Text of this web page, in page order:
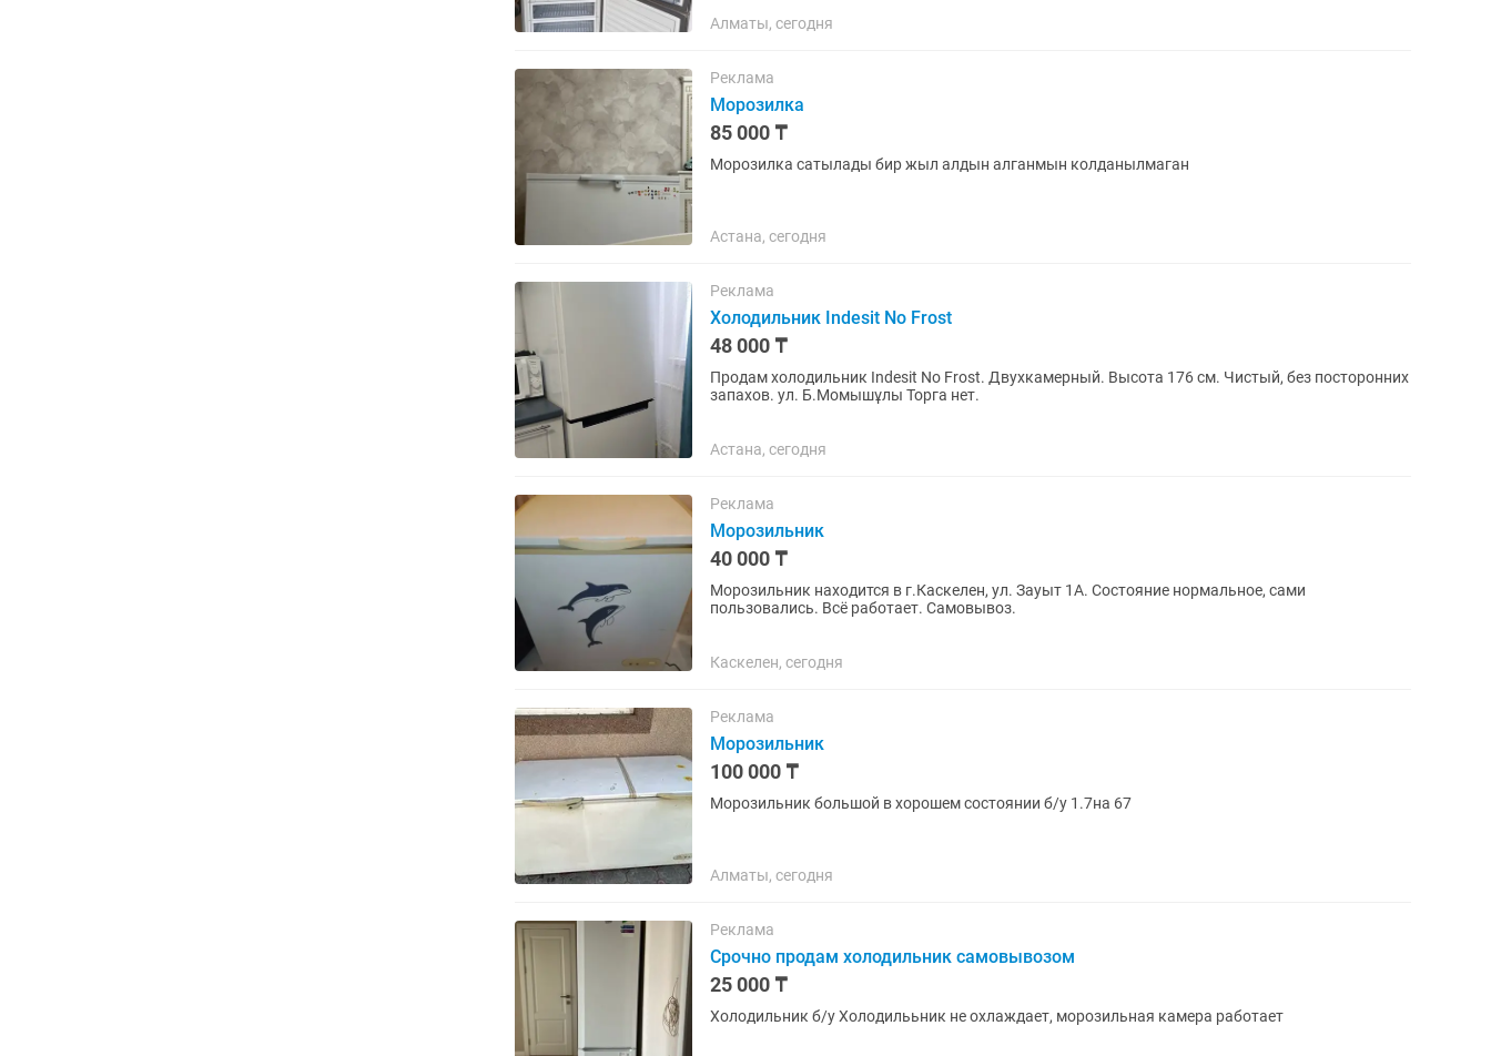
Алматы, сегодня
Реклама
Морозилка
85 000 ₸
Морозилка сатылады бир жыл алдын алганмын колданылмаган
Астана, сегодня
Реклама
Холодильник Indesit No Frost
48 000 ₸
Продам холодильник Indesit No Frost. Двухкамерный. Высота 176 см. Чистый, без посторонних
запахов. ул. Б.Момышұлы Торга нет.
Астана, сегодня
Реклама
Морозильник
40 000 ₸
Морозильник находится в г.Каскелен, ул. Зауыт 1А. Состояние нормальное, сами
пользовались. Всё работает. Самовывоз.
Каскелен, сегодня
Реклама
Морозильник
100 000 ₸
Морозильник большой в хорошем состоянии б/у 1.7на 67
Алматы, сегодня
Реклама
Срочно продам холодильник самовывозом
25 000 ₸
Холодильник б/у Холодилььник не охлаждает, морозильная камера работает